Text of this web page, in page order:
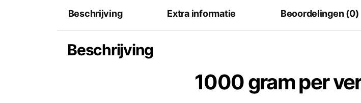
Beschrijving Extra informatie Beoordelingen (0)
Beschrijving
1000 gram per